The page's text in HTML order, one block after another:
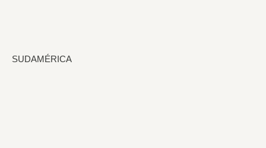
SUDAMÉRICA